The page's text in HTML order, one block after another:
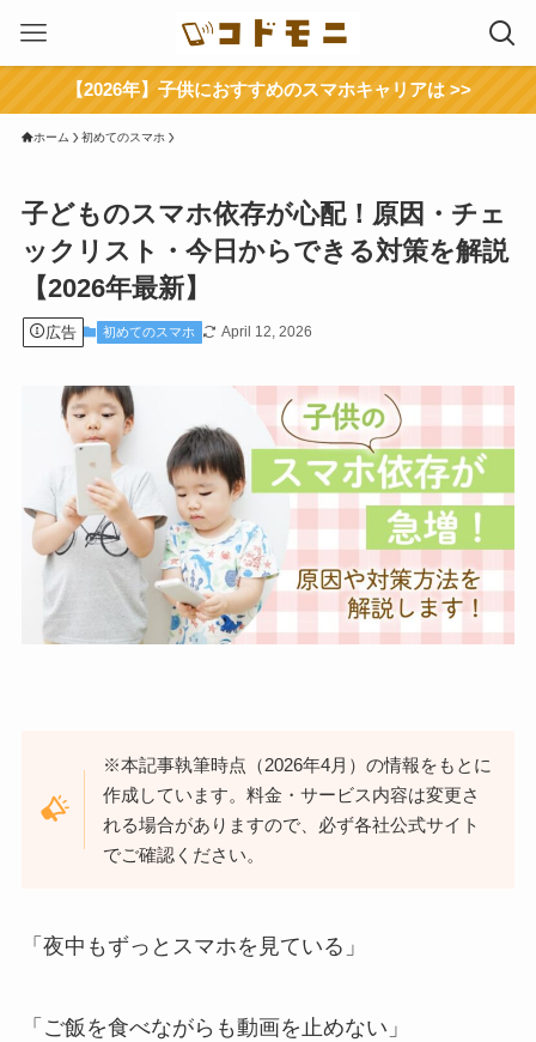
【2026年】子供におすすめのスマホキャリアは >>
ホーム 初めてのスマホ
子どものスマホ依存が心配！原因・チェ
ックリスト・今日からできる対策を解説
【2026年最新】
広告 初めてのスマホ April 12, 2026
※本記事執筆時点（2026年4月）の情報をもとに
作成しています。料金・サービス内容は変更さ
れる場合がありますので、必ず各社公式サイト
でご確認ください。
「夜中もずっとスマホを見ている」
「ご飯を食べながらも動画を止めない」